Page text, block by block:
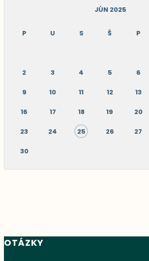
JÚN 2025
P U S Š P
2 3 4 5 6
9 10 11 12 13
16 17 18 19 20
23 24 25 26 27
30
OTÁZKY